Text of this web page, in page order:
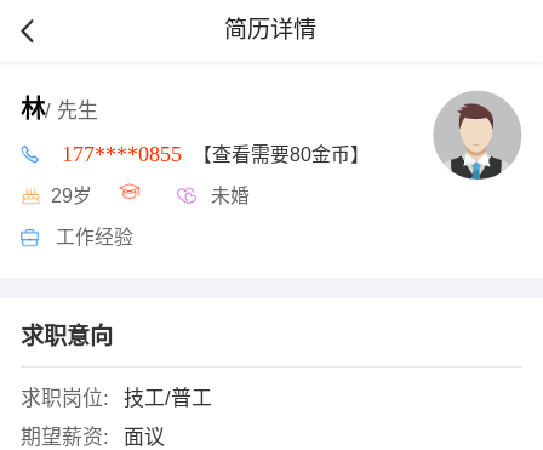
简历详情
林/ 先生
177****0855 【查看需要80金币】
29岁 未婚
工作经验
求职意向
求职岗位:
技工/普工
期望薪资:
面议